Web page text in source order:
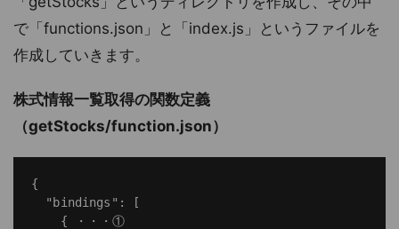
で「functions.json」と「index.js」というファイルを
作成していきます。
株式情報一覧取得の関数定義
（getStocks/function.json）
{
  "bindings": [
    { ・・・①